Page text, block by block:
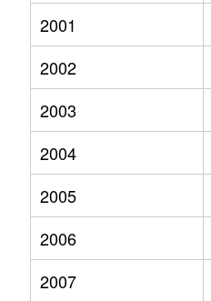
2001
2002
2003
2004
2005
2006
2007